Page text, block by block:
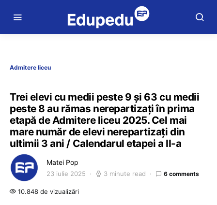
Admitere liceu
Trei elevi cu medii peste 9 și 63 cu medii
peste 8 au rămas nerepartizați în prima
etapă de Admitere liceu 2025. Cel mai
mare număr de elevi nerepartizați din
ultimii 3 ani / Calendarul etapei a II-a
Matei Pop
23 iulie 2025 3 minute read 6 comments
10.848 de vizualizări